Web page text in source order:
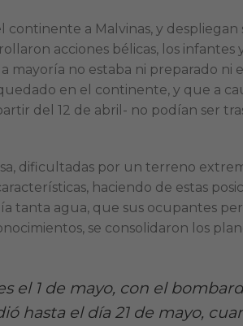
a Malvinas, y despliegan
acciones bélicas, los infantes
mayoría no estaba ni preparado ni
en el continente, y que a
del 12 de abril- no podían ser
dificultadas por un terreno
haciendo de estas
tanta agua, que sus ocupantes
se consolidaron los
el 1 de mayo, con el
hasta el día 21 de mayo,